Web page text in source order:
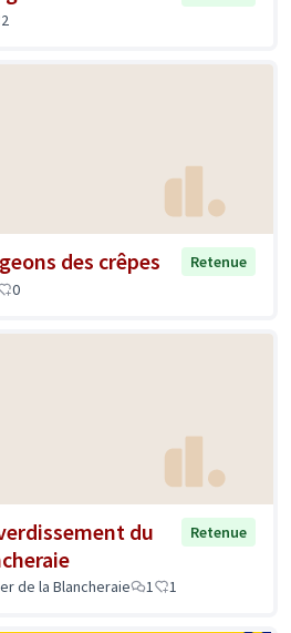
2
des crêpes
Retenue
0
du
Retenue
de la Blancheraie 1 1